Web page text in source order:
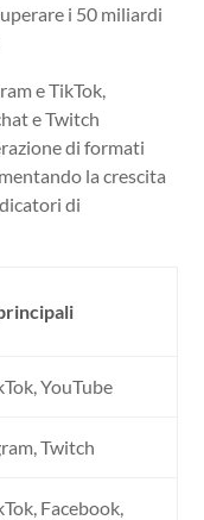
i 50 miliardi
e TikTok,
e Twitch
di formati
la crescita
di
YouTube
Twitch
Facebook,